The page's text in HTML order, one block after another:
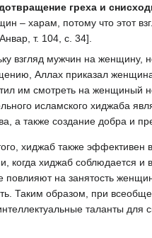
греха и
– харам, потому что этот
т. 104, с. 34].
взгляд мужчин на женщину,
Аллах приказал
им смотреть на женщиный
исламского хиджаба
а также создание добра и
хиджаб также эффективен
когда хиджаб соблюдается
повлияют на занятость
Таким образом, при
таланты для